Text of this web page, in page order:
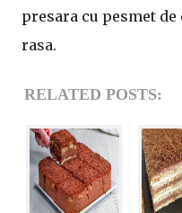
presara cu pesmet
rasa.
RELATED POSTS: